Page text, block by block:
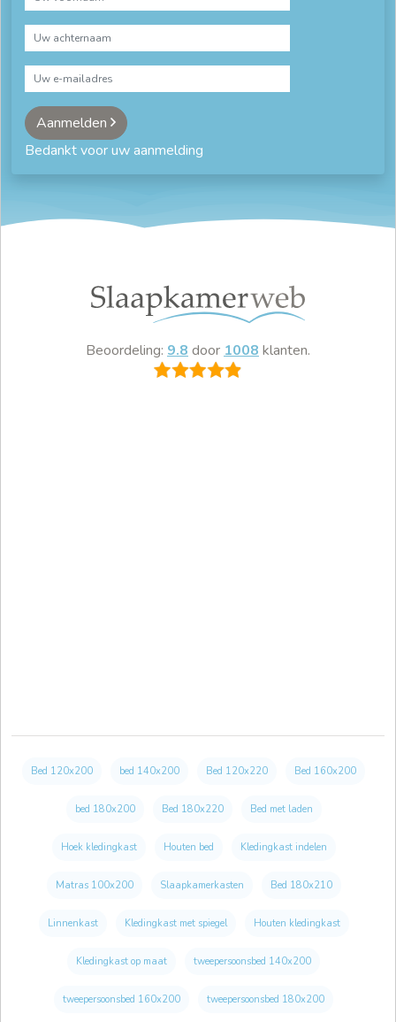
Aanmelden
Bedankt voor uw aanmelding
Beoordeling: 9.8 door 1008 klanten.
Bed 120x200 bed 140x200 Bed 120x220 Bed 160x200
bed 180x200 Bed 180x220 Bed met laden
Hoek kledingkast Houten bed Kledingkast indelen
Matras 100x200 Slaapkamerkasten Bed 180x210
Linnenkast Kledingkast met spiegel Houten kledingkast
Kledingkast op maat tweepersoonsbed 140x200
tweepersoonsbed 160x200 tweepersoonsbed 180x200